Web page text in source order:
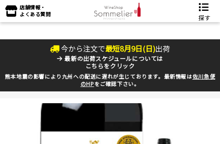
店舗情報・
よくある質問
探す
今から注文で最短8月9日(日)出荷
最新の出荷スケジュールについては
こちらをクリック
熊本地震の影響により九州への配送に遅れが生じております。最新情報は佐川急便
のHPをご確認下さい。